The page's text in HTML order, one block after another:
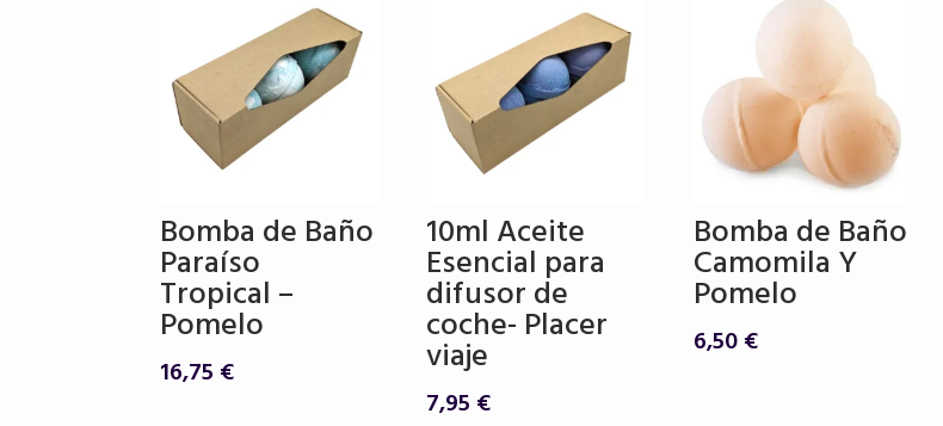
16,75 €.
14,90 €.
Bomba de Baño
Paraíso
Tropical –
Pomelo
16,75 €
10ml Aceite
Esencial para
difusor de
coche- Placer
viaje
7,95 €
Bomba de Baño
Camomila Y
Pomelo
6,50€